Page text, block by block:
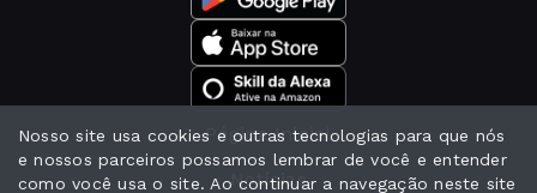
Página Inicial
Notícias
Nosso site usa cookies e outras tecnologias para que nós
e nossos parceiros possamos lembrar de você e entender
como você usa o site. Ao continuar a navegação neste site